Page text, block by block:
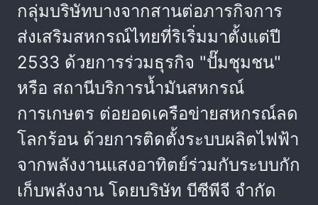
กลุ่มบริษัทบางจากสานต่อภารกิจการ
ส่งเสริมสหกรณ์ไทยที่ริเริ่มมาตั้งแต่ปี
2533 ด้วยการร่วมธุรกิจ "ปั๊มชุมชน"
หรือ สถานีบริการน้ำมันสหกรณ์
การเกษตร ต่อยอดเครือข่ายสหกรณ์ลด
โลกร้อน ด้วยการติดตั้งระบบผลิตไฟฟ้า
จากพลังงานแสงอาทิตย์ร่วมกับระบบกัก
เก็บพลังงาน โดยบริษัท บีซีพีจี จำกัด